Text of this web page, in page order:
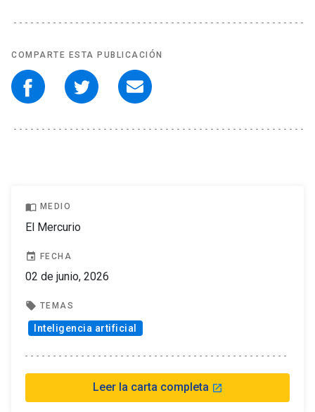
COMPARTE ESTA PUBLICACIÓN
import_contacts MEDIO
El Mercurio
event FECHA
02 de junio, 2026
local_offer TEMAS
Inteligencia artificial
Leer la carta completa launch